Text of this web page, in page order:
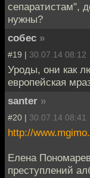
сепаратистам",
нужны?
собес »
#19 | 30.07.14 08:12
Уроды, они как
европейская
santer »
#20 | 30.07.14 08:41
http://
Елена
преступлений